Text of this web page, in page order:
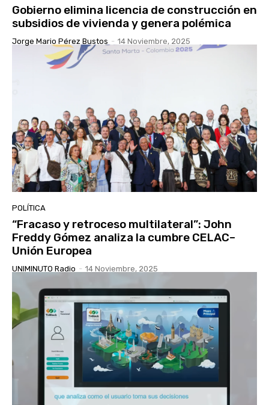
Gobierno elimina licencia de construcción en
subsidios de vivienda y genera polémica
Jorge Mario Pérez Bustos - 14 Noviembre, 2025
POLÍTICA
“Fracaso y retroceso multilateral”: John
Freddy Gómez analiza la cumbre CELAC–
Unión Europea
UNIMINUTO Radio - 14 Noviembre, 2025